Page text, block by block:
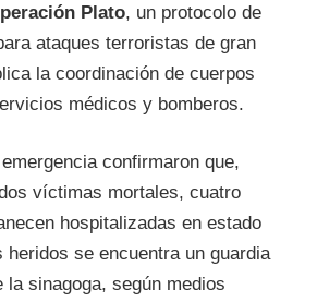
Plato, un protocolo de
ataques terroristas de gran
la coordinación de cuerpos
médicos y bomberos.
confirmaron que,
víctimas mortales, cuatro
hospitalizadas en estado
heridos se encuentra un guardia
la sinagoga, según medios